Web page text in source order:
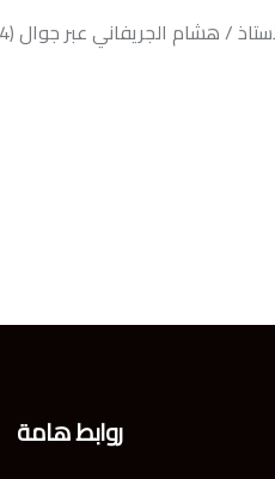
عبر جوال (0532000464) او بريد الكتروني
روابط هامة